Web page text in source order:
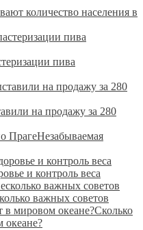
количество населения в
пива
на продажу за 280
Незабываемая
и контроль веса
важных советов
Сколько
океане?